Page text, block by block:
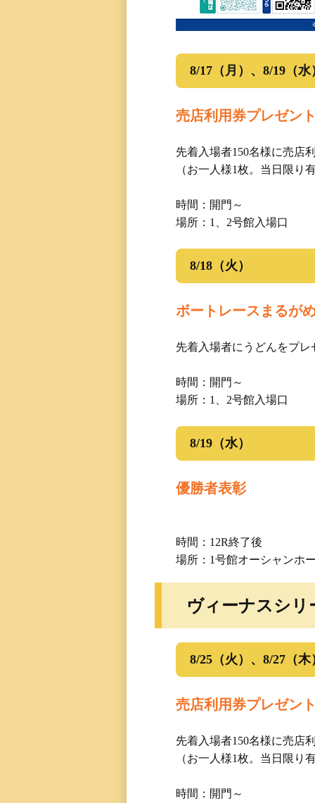
8/17（月）、8/19（水
売店利用券プレゼン
先着入場者150名様に売店
（お一人様1枚。当日限り
時間：開門～
場所：1、2号館入場口
8/18（火）
ボートレースまるが
先着入場者にうどんをプ
時間：開門～
場所：1、2号館入場口
8/19（水）
優勝者表彰
時間：12R終了後
場所：1号館オーシャンホ
ヴィーナスシリ
8/25（火）、8/27（木
売店利用券プレゼン
先着入場者150名様に売店
（お一人様1枚。当日限り
時間：開門～